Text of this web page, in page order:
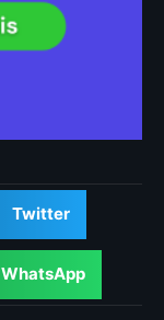
Twitter
WhatsApp